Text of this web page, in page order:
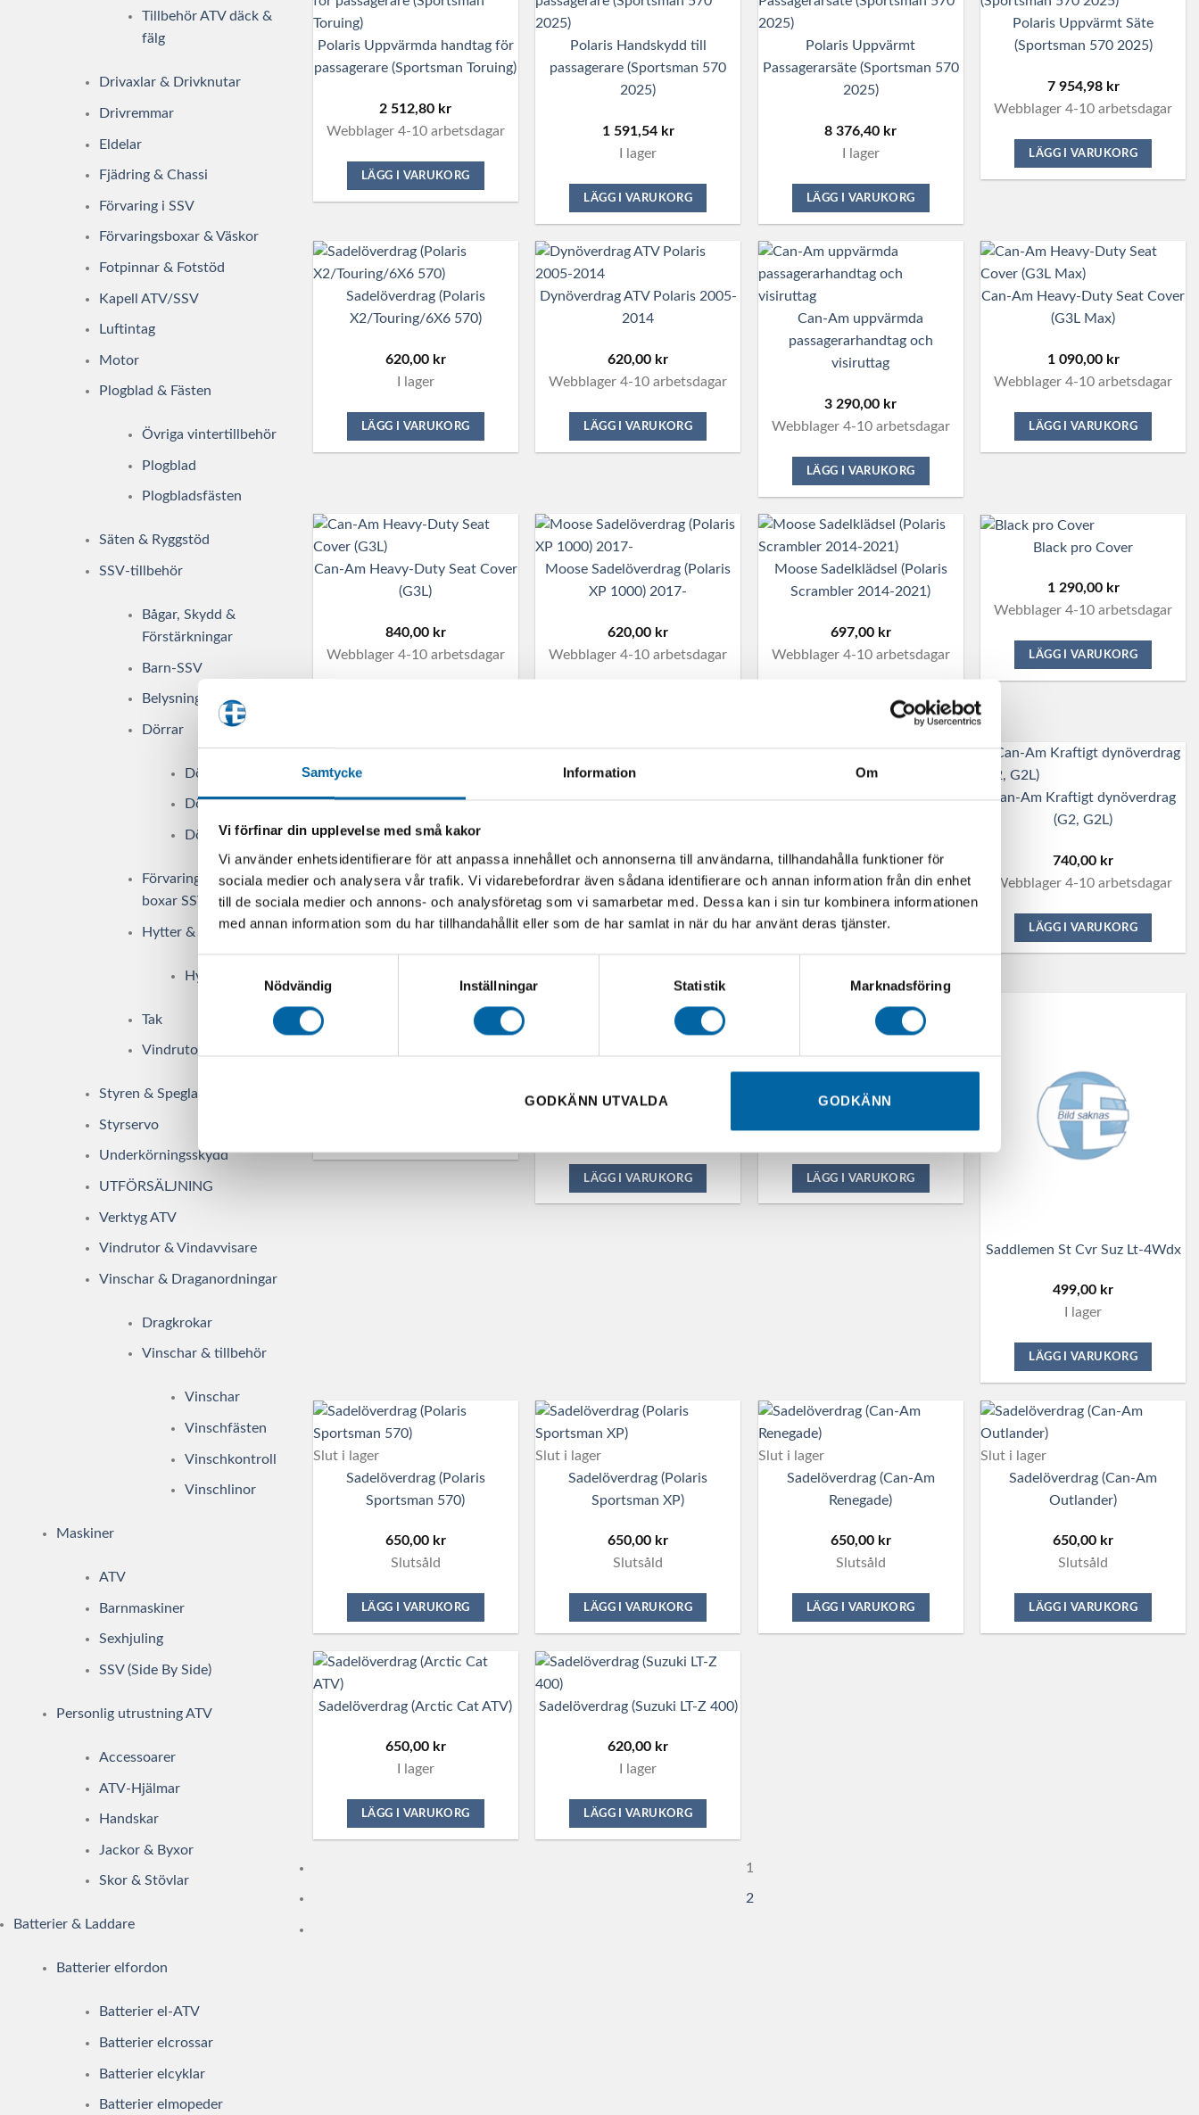
Samtycke Information Om
Vi förfinar din upplevelse med små kakor
Vi använder enhetsidentifierare för att anpassa innehållet och annonserna till användarna, tillhandahålla funktioner för
sociala medier och analysera vår trafik. Vi vidarebefordrar även sådana identifierare och annan information från din enhet
till de sociala medier och annons- och analysföretag som vi samarbetar med. Dessa kan i sin tur kombinera informationen
med annan information som du har tillhandahållit eller som de har samlat in när du har använt deras tjänster.
Nödvändig
Inställningar Statistik Marknadsföring
GODKÄNN UTVALDA GODKÄNN
Tillbehör ATV däck &
fälg
Drivaxlar & Drivknutar
Drivremmar
Eldelar
Fjädring & Chassi
Förvaring i SSV
Förvaringsboxar & Väskor
Fotpinnar & Fotstöd
Kapell ATV/SSV
Luftintag
Motor
Plogblad & Fästen
Övriga vintertillbehör
Plogblad
Plogbladsfästen
Säten & Ryggstöd
SSV-tillbehör
Bågar, Skydd &
Förstärkningar
Barn-SSV
Belysning SSV
Dörrar
Dörrar
Dörrpaneler
Dörrtillbehör
Förvaring, väskor &
boxar SSV
Hytter & Inredning
Hyttpaket
Tak
Vindrutor
Styren & Speglar
Styrservo
Underkörningsskydd
UTFÖRSÄLJNING
Verktyg ATV
Vindrutor & Vindavvisare
Vinschar & Draganordningar
Dragkrokar
Vinschar & tillbehör
Vinschar
Vinschfästen
Vinschkontroll
Vinschlinor
Maskiner
ATV
Barnmaskiner
Sexhjuling
SSV (Side By Side)
Personlig utrustning ATV
Accessoarer
ATV-Hjälmar
Handskar
Jackor & Byxor
Skor & Stövlar
Batterier & Laddare
Batterier elfordon
Batterier el-ATV
Batterier elcrossar
Batterier elcyklar
Batterier elmopeder
Polaris Uppvärmda handtag för
passagerare (Sportsman Toruing)
2 512,80 kr
Webblager 4-10 arbetsdagar
LÄGG I VARUKORG
Polaris Handskydd till
passagerare (Sportsman 570
2025)
1 591,54 kr
I lager
LÄGG I VARUKORG
Polaris Uppvärmt
Passagerarsäte (Sportsman 570
2025)
8 376,40 kr
I lager
LÄGG I VARUKORG
Polaris Uppvärmt Säte
(Sportsman 570 2025)
7 954,98 kr
Webblager 4-10 arbetsdagar
LÄGG I VARUKORG
Sadelöverdrag (Polaris
X2/Touring/6X6 570)
620,00 kr
I lager
LÄGG I VARUKORG
Dynöverdrag ATV Polaris 2005-
2014
620,00 kr
Webblager 4-10 arbetsdagar
LÄGG I VARUKORG
Can-Am uppvärmda
passagerarhandtag och
visiruttag
3 290,00 kr
Webblager 4-10 arbetsdagar
LÄGG I VARUKORG
Can-Am Heavy-Duty Seat Cover
(G3L Max)
1 090,00 kr
Webblager 4-10 arbetsdagar
LÄGG I VARUKORG
Can-Am Heavy-Duty Seat Cover
(G3L)
840,00 kr
Webblager 4-10 arbetsdagar
Moose Sadelöverdrag (Polaris
XP 1000) 2017-
620,00 kr
Webblager 4-10 arbetsdagar
Moose Sadelklädsel (Polaris
Scrambler 2014-2021)
697,00 kr
Webblager 4-10 arbetsdagar
LÄGG I VARUKORG
Black pro Cover
1 290,00 kr
Webblager 4-10 arbetsdagar
LÄGG I VARUKORG
Can-Am Uppvärmda
4 890,00kr
Webblager 4-10 arbetsdagar
LÄGG I VARUKORG
Sätesvärme till ATV
LÄGG I VARUKORG
Slut i lager
650,00kr
Slutsåld
Can-Am Kraftigt dynöverdrag
(G2, G2L)
740,00 kr
Webblager 4-10 arbetsdagar
LÄGG I VARUKORG
Can-Am Sätesvärme
LÄGG I VARUKORG
Rex2)
Webblager 4-10 arbetsdagar
LÄGG I VARUKORG
Saddlemen St Cvr Suz Lt-4Wdx
499,00 kr
I lager
LÄGG I VARUKORG
Slut i lager
Sadelöverdrag (Polaris
Sportsman 570)
650,00 kr
Slutsåld
LÄGG I VARUKORG
Slut i lager
Sadelöverdrag (Polaris
Sportsman XP)
650,00 kr
Slutsåld
LÄGG I VARUKORG
Slut i lager
Sadelöverdrag (Can-Am
Renegade)
650,00 kr
Slutsåld
LÄGG I VARUKORG
Slut i lager
Sadelöverdrag (Can-Am
Outlander)
650,00 kr
Slutsåld
LÄGG I VARUKORG
Sadelöverdrag (Arctic Cat ATV)
650,00 kr
I lager
LÄGG I VARUKORG
Sadelöverdrag (Suzuki LT-Z 400)
620,00 kr
I lager
LÄGG I VARUKORG
1
2